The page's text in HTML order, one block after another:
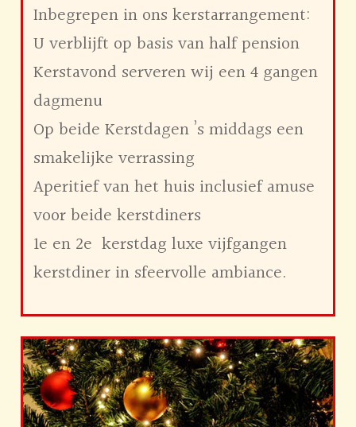
Inbegrepen in ons kerstarrangement:
U verblijft op basis van half pension
Kerstavond serveren wij een 4 gangen
dagmenu
Op beide Kerstdagen ’s middags een
smakelijke verrassing
Aperitief van het huis inclusief amuse
voor beide kerstdiners
1e en 2e kerstdag luxe vijfgangen
kerstdiner in sfeervolle ambiance.